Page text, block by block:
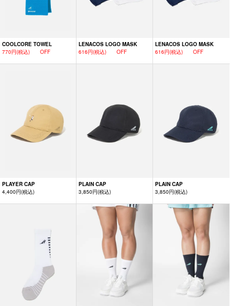
COOLCORE TOWEL
770円(税込) OFF
LENACOS LOGO MASK
616円(税込) OFF
LENACOS LOGO MASK
616円(税込) OFF
PLAYER CAP
4,400円(税込)
PLAIN CAP
3,850円(税込)
PLAIN CAP
3,850円(税込)